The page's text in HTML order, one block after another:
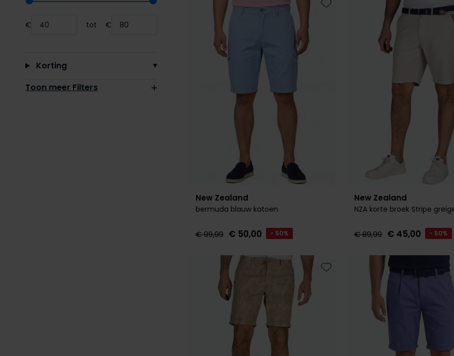
Range slider min value
Range slider max value
€ tot €
Korting
Toon meer Filters
New Zealand
bermuda blauw katoen
€ 99,99 € 50,00 - 50%
Toevoegen aan favorieten
New Zealand
NZA korte broek Stripe
€ 89,99 € 45,00 - 50%
Toevoegen aan favorieten